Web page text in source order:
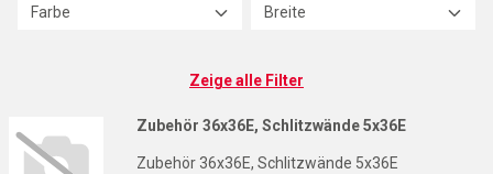
Farbe Breite
Zeige alle Filter
Zubehör 36x36E, Schlitzwände 5x36E
Zubehör 36x36E, Schlitzwände 5x36E